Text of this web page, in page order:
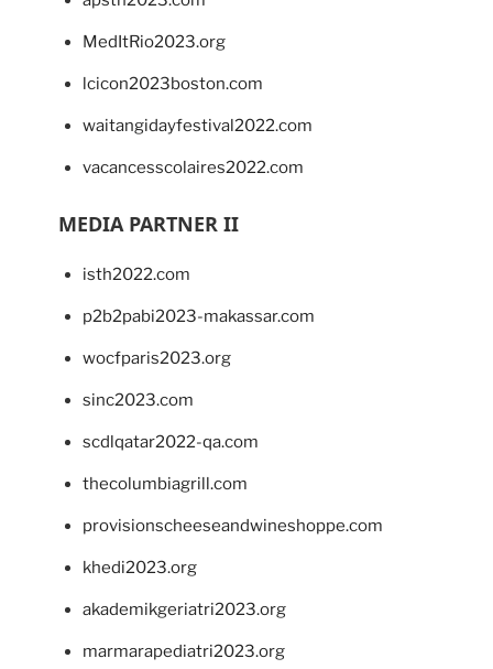
MedItRio2023.org
lcicon2023boston.com
waitangidayfestival2022.com
vacancesscolaires2022.com
MEDIA PARTNER II
isth2022.com
p2b2pabi2023-makassar.com
wocfparis2023.org
sinc2023.com
scdlqatar2022-qa.com
thecolumbiagrill.com
provisionscheeseandwineshoppe.com
khedi2023.org
akademikgeriatri2023.org
marmarapediatri2023.org